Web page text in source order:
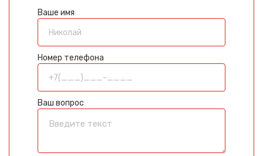
Ваше имя
Номер телефона
Ваш вопрос